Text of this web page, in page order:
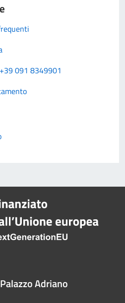
091 8349901
Adriano